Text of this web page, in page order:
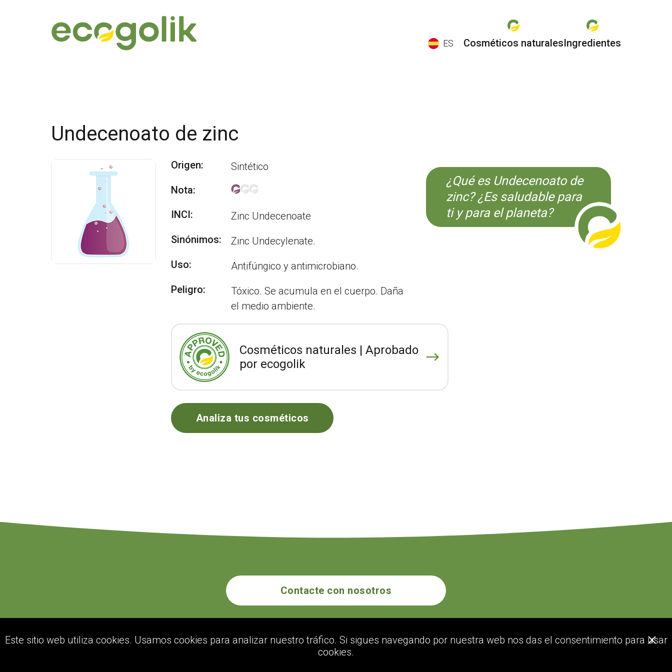
ES
Cosméticos naturalesIngredientes
¿Qué es Undecenoato de
zinc? ¿Es saludable para
ti y para el planeta?
Undecenoato de zinc
Origen:
Sintético
Nota:
INCI:
Zinc Undecenoate
Sinónimos:
Zinc Undecylenate.
Uso:
Antifúngico y antimicrobiano.
Peligro:
Tóxico. Se acumula en el cuerpo. Daña
el medio ambiente.
Cosméticos naturales | Aprobado
por ecogolik
Analiza tus cosméticos
Contacte con nosotros
ecogolik.com
Este sitio web utiliza cookies. Usamos cookies para analizar nuestro tráfico. Si sigues navegando por nuestra web nos das el consentimiento para usar
cookies.